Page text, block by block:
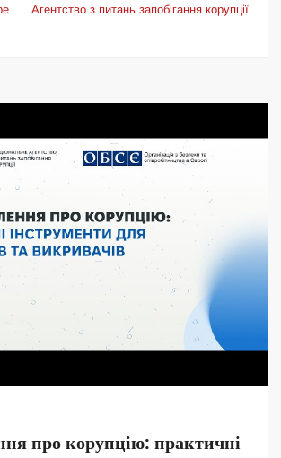
Агентство з питань запобігання корупції
про корупцію: практичні